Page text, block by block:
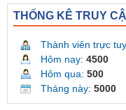
THỐNG KÊ TRUY
Thành viên trực
Hôm nay: 4500
Hôm qua: 500
Tháng này: 5000